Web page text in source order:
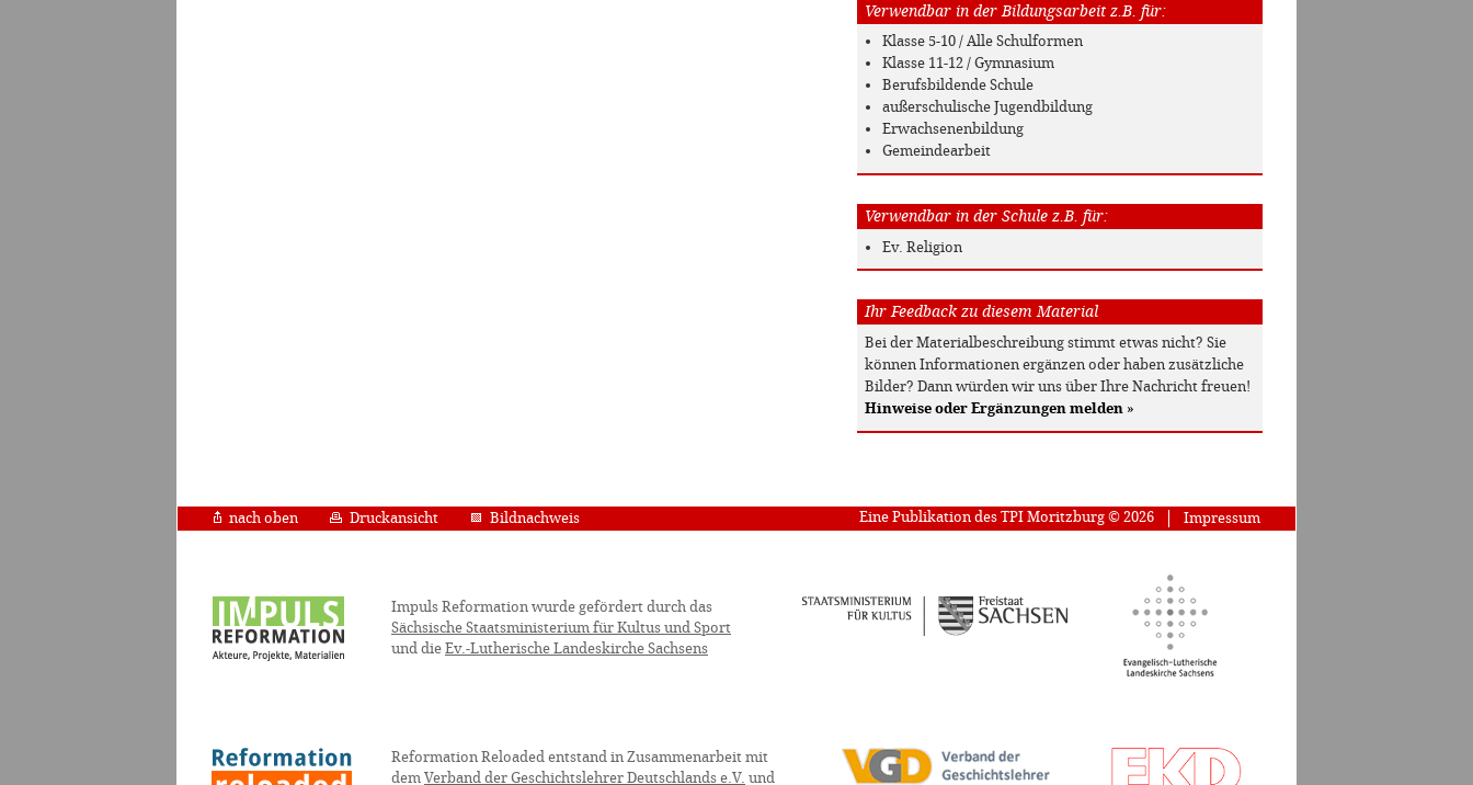
Verwendbar in der Bildungsarbeit z.B. für:
Klasse 5-10 / Alle Schulformen
Klasse 11-12 / Gymnasium
Berufsbildende Schule
außerschulische Jugendbildung
Erwachsenenbildung
Gemeindearbeit
Verwendbar in der Schule z.B. für:
Ev. Religion
Ihr Feedback zu diesem Material
Bei der Materialbeschreibung stimmt etwas nicht? Sie
können Informationen ergänzen oder haben zusätzliche
Bilder? Dann würden wir uns über Ihre Nachricht freuen!
Hinweise oder Ergänzungen melden »
Impressum
Eine Publikation des TPI Moritzburg © 2026
nach oben Druckansicht Bildnachweis
Impuls Reformation wurde gefördert durch das
Sächsische Staatsministerium für Kultus und Sport
und die Ev.-Lutherische Landeskirche Sachsens
Reformation Reloaded entstand in Zusammenarbeit mit
dem Verband der Geschichtslehrer Deutschlands e.V. und